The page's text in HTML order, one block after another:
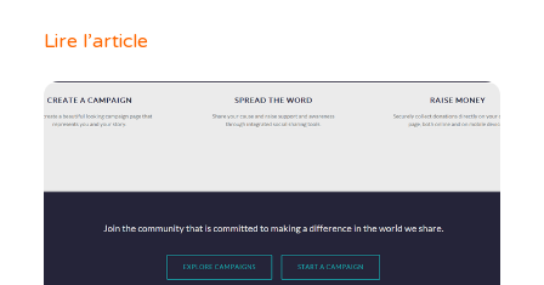
Lire l’article